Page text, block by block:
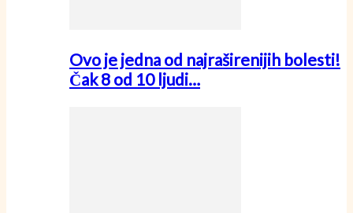
Ovo je jedna od najraširenijih bolesti!
Čak 8 od 10 ljudi…